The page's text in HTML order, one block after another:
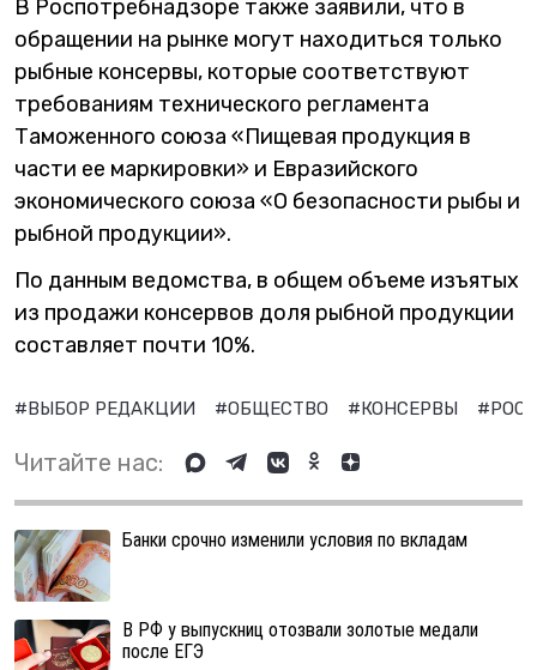
В Роспотребнадзоре также заявили, что в
обращении на рынке могут находиться только
рыбные консервы, которые соответствуют
требованиям технического регламента
Таможенного союза «Пищевая продукция в
части ее маркировки» и Евразийского
экономического союза «О безопасности рыбы и
рыбной продукции».
По данным ведомства, в общем объеме изъятых
из продажи консервов доля рыбной продукции
составляет почти 10%.
#ВЫБОР РЕДАКЦИИ #ОБЩЕСТВО #КОНСЕРВЫ
Читайте нас:
Банки срочно изменили условия по вкладам
В РФ у выпускниц отозвали золотые медали
после ЕГЭ